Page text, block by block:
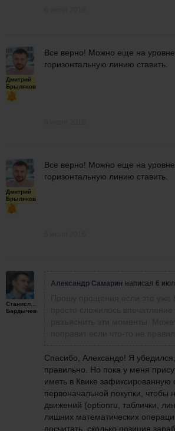
Дмитрий
Брыляков
Все верно! Можно еще на
горизонтальную линию ставить.
Дмитрий
Брыляков
Все верно! Можно еще на
горизонтальную линию ставить.
Станислав
Бардычев
Александр Самарин написал 6
Спасибо, Александр! Я
правильно. Но пока у меня
иметь в Квике зафиксированную
первоначальной покупки, чтобы
движений (optionru, таблички,
лишних математических
посчитать, сколько позиция